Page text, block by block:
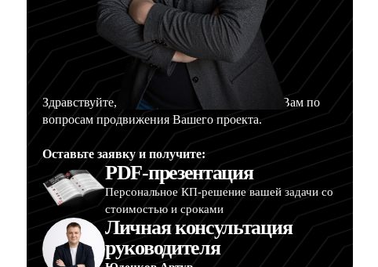
Здравствуйте, меня зовут Артур, и я помогу Вам по
вопросам продвижения Вашего проекта.
Оставьте заявку и получите:
PDF-презентация
Персональное КП-решение вашей задачи со
стоимостью и сроками
Личная консультация
руководителя